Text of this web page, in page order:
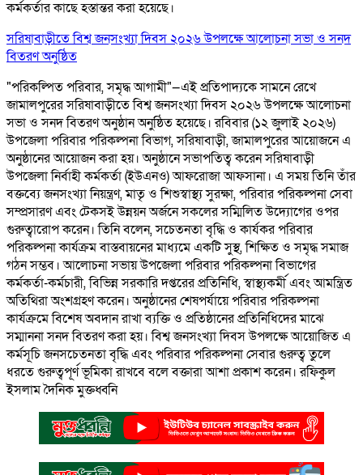
কর্মকর্তার কাছে হস্তান্তর করা হয়েছে।
সরিষাবাড়ীতে বিশ্ব জনসংখ্যা দিবস ২০২৬ উপলক্ষে আলোচনা সভা ও সনদ
বিতরণ অনুষ্ঠিত
"পরিকল্পিত পরিবার, সমৃদ্ধ আগামী"—এই প্রতিপাদ্যকে সামনে রেখে
জামালপুরের সরিষাবাড়ীতে বিশ্ব জনসংখ্যা দিবস ২০২৬ উপলক্ষে আলোচনা
সভা ও সনদ বিতরণ অনুষ্ঠান অনুষ্ঠিত হয়েছে। রবিবার (১২ জুলাই ২০২৬)
উপজেলা পরিবার পরিকল্পনা বিভাগ, সরিষাবাড়ী, জামালপুরের আয়োজনে এ
অনুষ্ঠানের আয়োজন করা হয়। অনুষ্ঠানে সভাপতিত্ব করেন সরিষাবাড়ী
উপজেলা নির্বাহী কর্মকর্তা (ইউএনও) আফরোজা আফসানা। এ সময় তিনি তাঁর
বক্তব্যে জনসংখ্যা নিয়ন্ত্রণ, মাতৃ ও শিশুস্বাস্থ্য সুরক্ষা, পরিবার পরিকল্পনা সেবা
সম্প্রসারণ এবং টেকসই উন্নয়ন অর্জনে সকলের সম্মিলিত উদ্যোগের ওপর
গুরুত্বারোপ করেন। তিনি বলেন, সচেতনতা বৃদ্ধি ও কার্যকর পরিবার
পরিকল্পনা কার্যক্রম বাস্তবায়নের মাধ্যমে একটি সুস্থ, শিক্ষিত ও সমৃদ্ধ সমাজ
গঠন সম্ভব। আলোচনা সভায় উপজেলা পরিবার পরিকল্পনা বিভাগের
কর্মকর্তা-কর্মচারী, বিভিন্ন সরকারি দপ্তরের প্রতিনিধি, স্বাস্থ্যকর্মী এবং আমন্ত্রিত
অতিথিরা অংশগ্রহণ করেন। অনুষ্ঠানের শেষপর্যায়ে পরিবার পরিকল্পনা
কার্যক্রমে বিশেষ অবদান রাখা ব্যক্তি ও প্রতিষ্ঠানের প্রতিনিধিদের মাঝে
সম্মাননা সনদ বিতরণ করা হয়। বিশ্ব জনসংখ্যা দিবস উপলক্ষে আয়োজিত এ
কর্মসূচি জনসচেতনতা বৃদ্ধি এবং পরিবার পরিকল্পনা সেবার গুরুত্ব তুলে
ধরতে গুরুত্বপূর্ণ ভূমিকা রাখবে বলে বক্তারা আশা প্রকাশ করেন। রফিকুল
ইসলাম দৈনিক মুক্তধ্বনি